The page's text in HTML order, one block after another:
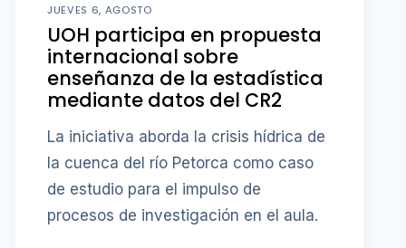
JUEVES 6, AGOSTO
UOH participa en propuesta
internacional sobre
enseñanza de la estadística
mediante datos del CR2
La iniciativa aborda la crisis hídrica de
la cuenca del río Petorca como caso
de estudio para el impulso de
procesos de investigación en el aula.